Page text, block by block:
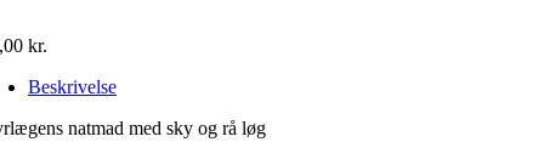
kr.
Beskrivelse
natmad med sky og rå løg